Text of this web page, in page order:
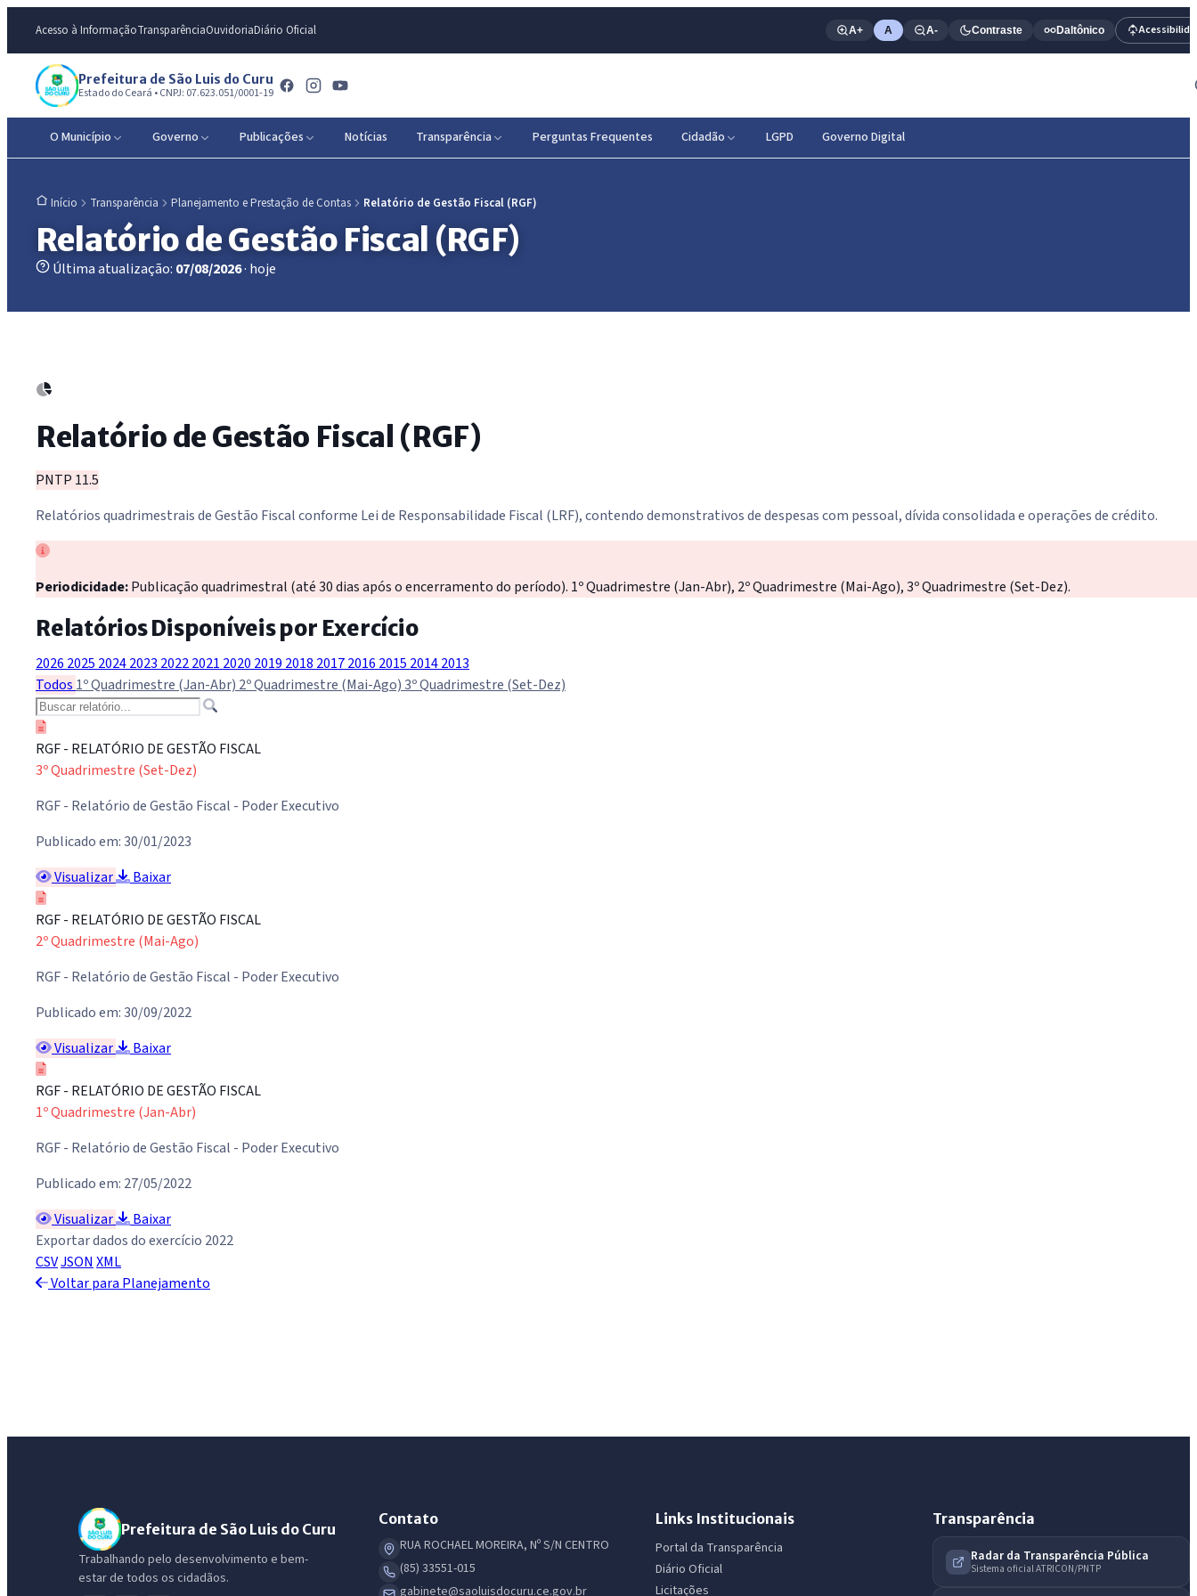
Acesso à InformaçãoTransparênciaOuvidoriaDiário Oficial A+ A A- Contraste Daltônico
Prefeitura de São Luis do Curu
Estado do Ceará • CNPJ: 07.623.051/0001-19
O Município Governo Publicações Notícias Transparência Perguntas Frequentes Cidadão LGPD Governo Digital
Início Transparência Planejamento e Prestação de Contas Relatório de Gestão Fiscal (RGF)
Relatório de Gestão Fiscal (RGF)
Última atualização: 07/08/2026· hoje
Relatório de Gestão Fiscal (RGF)
PNTP 11.5
Relatórios quadrimestrais de Gestão Fiscal conforme Lei de Responsabilidade Fiscal (LRF), contendo demonstrativos de despesas com pessoal, dívida consolidada e operações de crédito.
Periodicidade:Publicação quadrimestral (até 30 dias após o encerramento do período). 1º Quadrimestre (Jan-Abr), 2º Quadrimestre (Mai-Ago), 3º Quadrimestre (Set-Dez).
Relatórios Disponíveis por Exercício
2026 2025 20242023 20222021 2020 2019 2018 20172016 2015 20142013
Todos 1º Quadrimestre (Jan-Abr) 2º Quadrimestre (Mai-Ago)3º Quadrimestre (Set-Dez)
RGF - RELATÓRIO DE GESTÃO FISCAL
3º Quadrimestre (Set-Dez)
RGF - Relatório de Gestão Fiscal - Poder Executivo
Publicado em: 30/01/2023
Visualizar
Baixar
RGF - RELATÓRIO DE GESTÃO FISCAL
2º Quadrimestre (Mai-Ago)
RGF - Relatório de Gestão Fiscal - Poder Executivo
Publicado em: 30/09/2022
Visualizar
Baixar
RGF - RELATÓRIO DE GESTÃO FISCAL
1º Quadrimestre (Jan-Abr)
RGF - Relatório de Gestão Fiscal - Poder Executivo
Publicado em: 27/05/2022
Visualizar
Baixar
Exportar dados do exercício 2022
CSVJSON XML
Voltar para Planejamento
Prefeitura de São Luis do Curu
Trabalhando pelo desenvolvimento e bem-
estar de todos os cidadãos.
Contato
RUA ROCHAEL MOREIRA, Nº S/N CENTRO
(85) 33551-015
gabinete@saoluisdocuru.ce.gov.br
Links Institucionais
Portal da Transparência
Diário Oficial
Licitações
Transparência
Radar da Transparência Pública
Sistema oficial ATRICON/PNTP